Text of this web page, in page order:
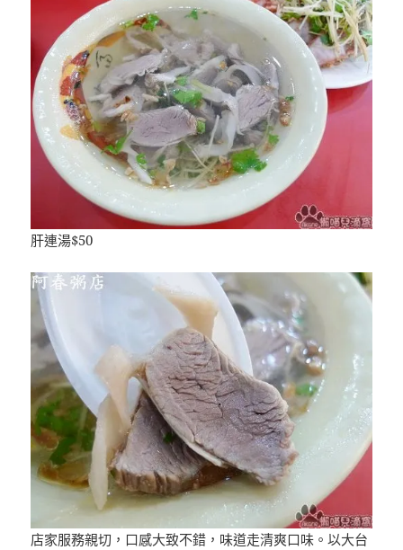
肝連湯$50
店家服務親切，口感大致不錯，味道走清爽口味。以大台